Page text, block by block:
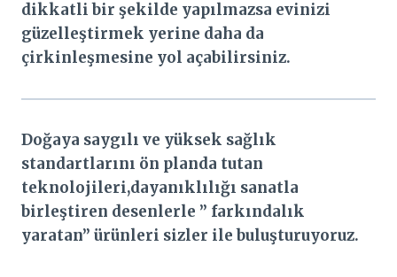
dikkatli bir şekilde yapılmazsa evinizi
güzelleştirmek yerine daha da
çirkinleşmesine yol açabilirsiniz.
Doğaya saygılı ve yüksek sağlık
standartlarını ön planda tutan
teknolojileri,dayanıklılığı sanatla
birleştiren desenlerle ” farkındalık
yaratan” ürünleri sizler ile buluşturuyoruz.